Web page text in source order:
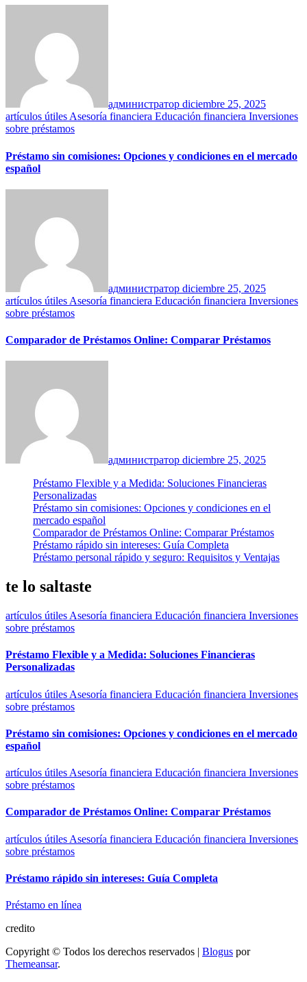
администратор diciembre 25, 2025
artículos útiles Asesoría financiera Educación financiera Inversiones
sobre préstamos
Préstamo sin comisiones: Opciones y condiciones en el mercado
español
администратор diciembre 25, 2025
artículos útiles Asesoría financiera Educación financiera Inversiones
sobre préstamos
Comparador de Préstamos Online: Comparar Préstamos
администратор diciembre 25, 2025
Préstamo Flexible y a Medida: Soluciones Financieras
Personalizadas
Préstamo sin comisiones: Opciones y condiciones en el
mercado español
Comparador de Préstamos Online: Comparar Préstamos
Préstamo rápido sin intereses: Guía Completa
Préstamo personal rápido y seguro: Requisitos y Ventajas
te lo saltaste
artículos útiles Asesoría financiera Educación financiera Inversiones
sobre préstamos
Préstamo Flexible y a Medida: Soluciones Financieras
Personalizadas
artículos útiles Asesoría financiera Educación financiera Inversiones
sobre préstamos
Préstamo sin comisiones: Opciones y condiciones en el mercado
español
artículos útiles Asesoría financiera Educación financiera Inversiones
sobre préstamos
Comparador de Préstamos Online: Comparar Préstamos
artículos útiles Asesoría financiera Educación financiera Inversiones
sobre préstamos
Préstamo rápido sin intereses: Guía Completa
Préstamo en línea
credito
Copyright © Todos los derechos reservados | Blogus por
Themeansar.